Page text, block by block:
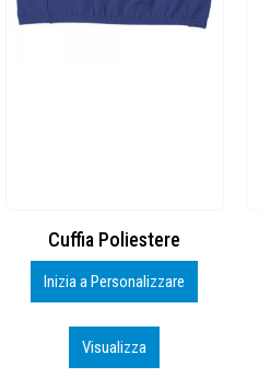
BS600 – 5139960
Personalizza
Visualizza